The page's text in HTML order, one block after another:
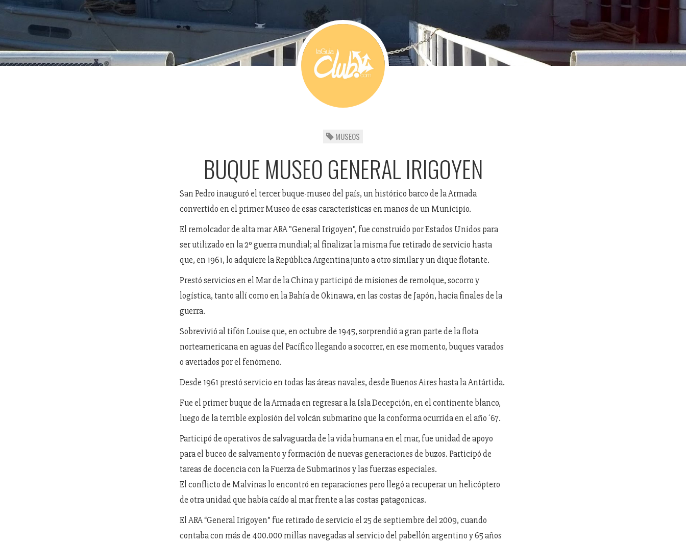
MUSEOS
BUQUE MUSEO GENERAL IRIGOYEN
San Pedro inauguró el tercer buque-museo del país, un histórico barco de la Armada
convertido en el primer Museo de esas características en manos de un Municipio.
El remolcador de alta mar ARA "General Irigoyen", fue construido por Estados Unidos para
ser utilizado en la 2º guerra mundial; al finalizar la misma fue retirado de servicio hasta
que, en 1961, lo adquiere la República Argentina junto a otro similar y un dique flotante.
Prestó servicios en el Mar de la China y participó de misiones de remolque, socorro y
logística, tanto allí como en la Bahía de Okinawa, en las costas de Japón, hacia finales de la
guerra.
Sobrevivió al tifón Louise que, en octubre de 1945, sorprendió a gran parte de la flota
norteamericana en aguas del Pacífico llegando a socorrer, en ese momento, buques varados
o averiados por el fenómeno.
Desde 1961 prestó servicio en todas las áreas navales, desde Buenos Aires hasta la Antártida.
Fue el primer buque de la Armada en regresar a la Isla Decepción, en el continente blanco,
luego de la terrible explosión del volcán submarino que la conforma ocurrida en el año ´67.
Participó de operativos de salvaguarda de la vida humana en el mar, fue unidad de apoyo
para el buceo de salvamento y formación de nuevas generaciones de buzos. Participó de
tareas de docencia con la Fuerza de Submarinos y las fuerzas especiales.
El conflicto de Malvinas lo encontró en reparaciones pero llegó a recuperar un helicóptero
de otra unidad que había caído al mar frente a las costas patagonicas.
El ARA “General Irigoyen” fue retirado de servicio el 25 de septiembre del 2009, cuando
contaba con más de 400.000 millas navegadas al servicio del pabellón argentino y 65 años